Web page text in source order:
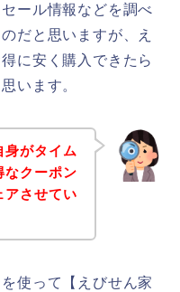
ール情報などを調べ
だと思いますが、え
に安く購入できたら
います。
身がタイム
なクーポン
アさせてい
使って【えびせん家